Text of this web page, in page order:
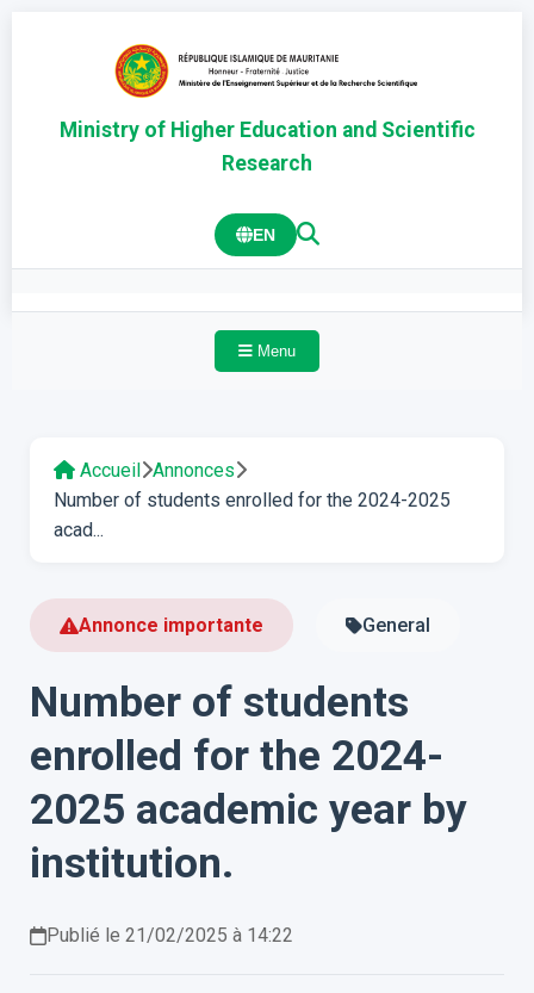
Ministry of Higher Education and Scientific
Research
EN
Menu
Accueil Annonces
Number of students enrolled for the 2024-2025
acad...
Annonce importante General
Number of students
enrolled for the 2024-
2025 academic year by
institution.
Publié le 21/02/2025 à 14:22